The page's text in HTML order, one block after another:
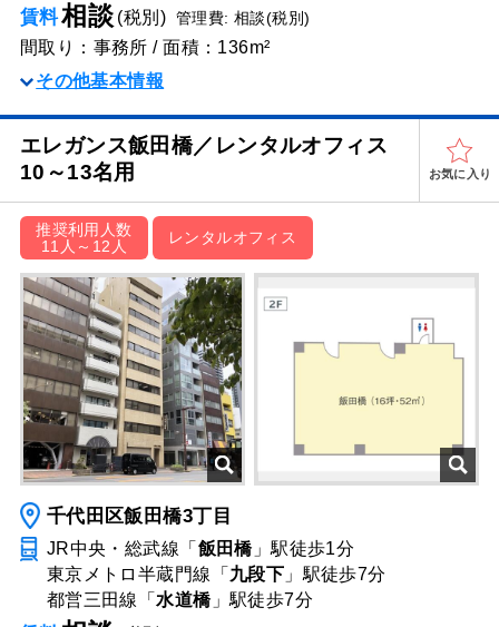
賃料相談(税別) 管理費: 相談(税別)
間取り：事務所 / 面積：136m²
その他基本情報
エレガンス飯田橋／レンタルオフィス
10～13名用
お気に入り
推奨利用人数
11人～12人
レンタルオフィス
千代田区飯田橋3丁目
JR中央・総武線「 飯田橋」駅徒歩1分
東京メトロ半蔵門線「 九段下 」駅徒歩7分
都営三田線「 水道橋」駅徒歩7分